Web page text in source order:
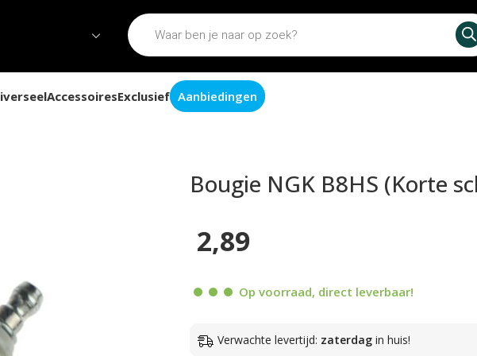
AccessoiresExclusief Aanbiedingen
Bougie NGK B8HS (Korte
2,89
Op voorraad, direct leverbaar!
Verwachte levertijd: zaterdagin huis!